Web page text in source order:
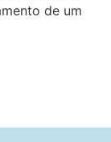
de um